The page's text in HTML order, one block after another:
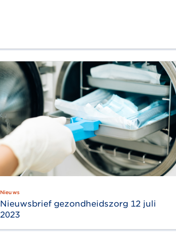
Nieuws
Nieuwsbrief gezondheidszorg 12 juli
2023